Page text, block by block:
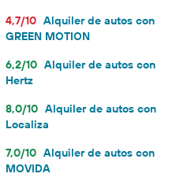
4,7/10 Alquiler de autos con
GREEN MOTION
6,2/10 Alquiler de autos con
Hertz
8,0/10 Alquiler de autos con
Localiza
7,0/10 Alquiler de autos con
MOVIDA